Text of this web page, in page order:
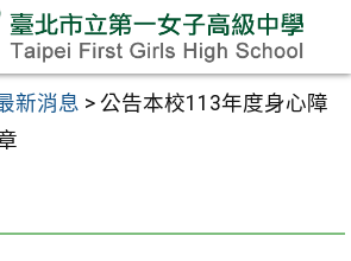
新消息 > 公告本校113年度身心障